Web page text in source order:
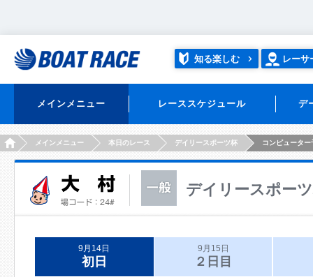
知る楽しむ レーサ
メインメニュー レーススケジュール デ
HOMEメインメニュー 本日のレース デイリースポーツ杯 コンピューター
デイリースポー
9月14日
初日
9月15日
２日目